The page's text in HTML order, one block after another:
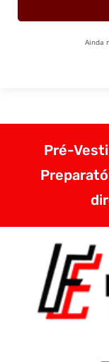
Ainda
Pré-